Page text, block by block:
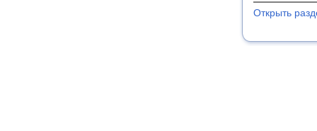
Открыть